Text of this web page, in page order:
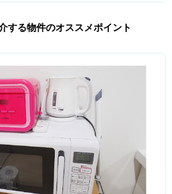
する物件のオススメポイント